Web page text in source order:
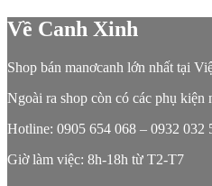
Về Canh Xinh
Shop bán manơcanh lớn nhất tại
Ngoài ra shop còn có các phụ
Hotline: 0905 654 068 – 0932 032
Giờ làm việc: 8h-18h từ T2-T7